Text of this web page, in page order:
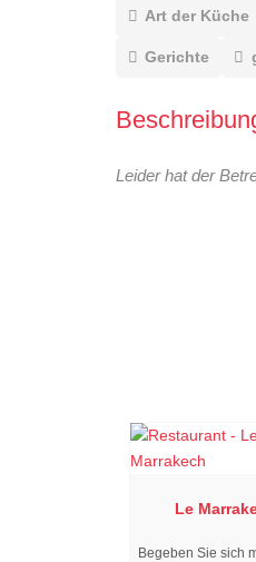
Art der Küche
Gerichte
Leider hat der
Le
Begeben Sie sich